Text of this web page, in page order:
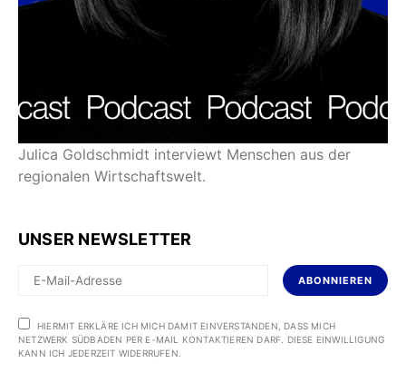
Julica Goldschmidt interviewt Menschen aus der
regionalen Wirtschaftswelt.
UNSER NEWSLETTER
ABONNIEREN
HIERMIT ERKLÄRE ICH MICH DAMIT EINVERSTANDEN, DASS MICH
NETZWERK SÜDBADEN PER E-MAIL KONTAKTIEREN DARF. DIESE EINWILLIGUNG
KANN ICH JEDERZEIT WIDERRUFEN.